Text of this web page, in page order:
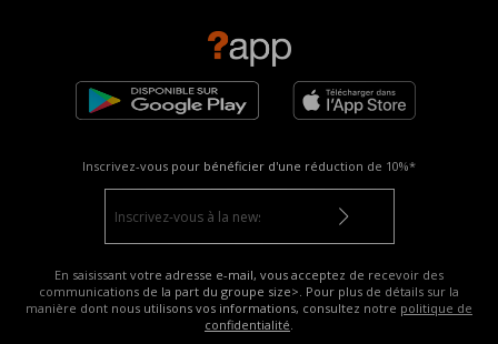
Inscrivez-vous pour bénéficier d'une réduction de 10%*
En saisissant votre adresse e-mail, vous acceptez de recevoir des
communications de la part du groupe size>. Pour plus de détails sur la
manière dont nous utilisons vos informations, consultez notre politique de
confidentialité.